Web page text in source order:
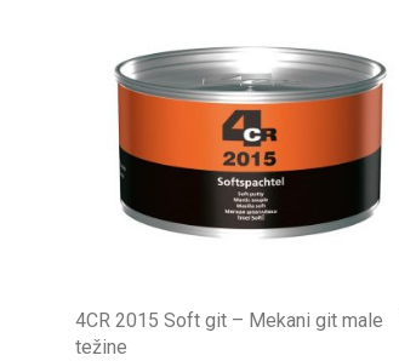
4CR 2015 Soft git – Mekani git male
težine